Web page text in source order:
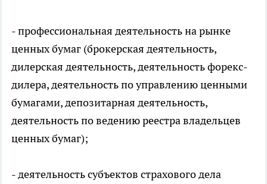
- профессиональная деятельность на рынке
ценных бумаг (брокерская деятельность,
дилерская деятельность, деятельность форекс-
дилера, деятельность по управлению ценными
бумагами, депозитарная деятельность,
деятельность по ведению реестра владельцев
ценных бумаг);
- деятельность субъектов страхового дела